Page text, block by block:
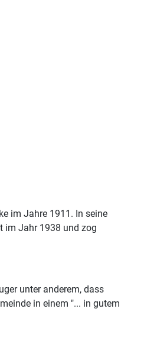
im Jahre 1911. In seine
im Jahr 1938 und zog
unter anderem, dass
in einem "... in gutem